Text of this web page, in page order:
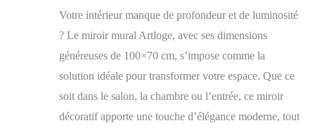
Votre intérieur manque de profondeur et de luminosité
? Le miroir mural Artloge, avec ses dimensions
généreuses de 100×70 cm, s’impose comme la
solution idéale pour transformer votre espace. Que ce
soit dans le salon, la chambre ou l’entrée, ce miroir
décoratif apporte une touche d’élégance moderne, tout